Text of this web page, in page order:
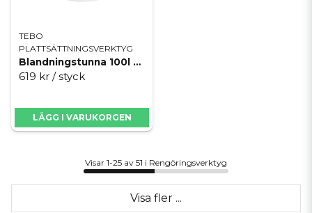
TEBO
PLATTSÄTTNINGSVERKTYG
Blandningstunna 100l Vit
619 kr / styck
LÄGG I VARUKORGEN
Visar 1-25 av 51 i Rengöringsverktyg
Visa fler ...